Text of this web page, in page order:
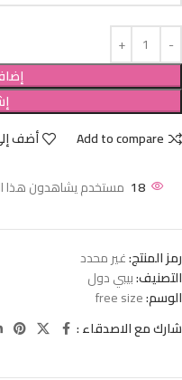
Add to compare
أضف
18 مستخدم يشاهدون هذا
رمز المنتج:غير محدد
التصنيف:بيبي دول
الوسم:free size
شارك مع الاصدقاء :